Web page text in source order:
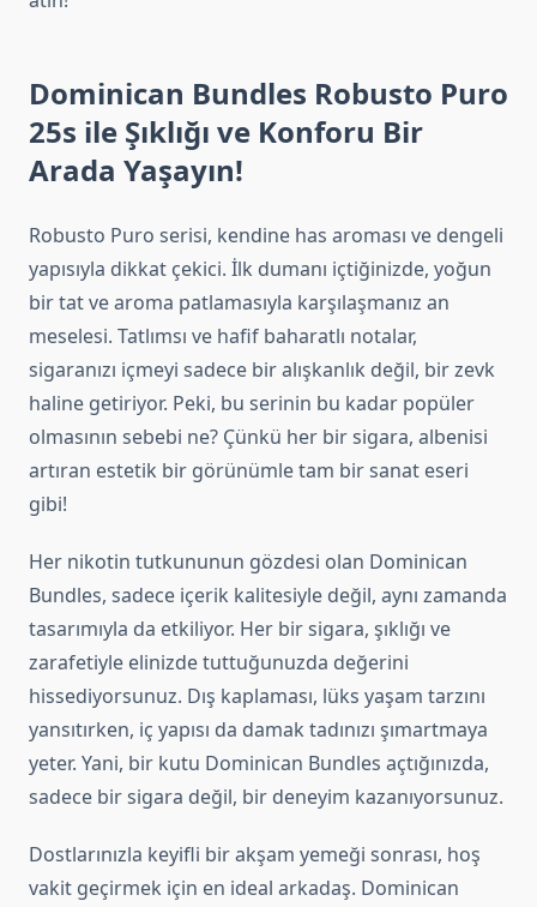
Dominican Bundles Robusto Puro
25s ile Şıklığı ve Konforu Bir
Arada Yaşayın!
Robusto Puro serisi, kendine has aroması ve dengeli
yapısıyla dikkat çekici. İlk dumanı içtiğinizde, yoğun
bir tat ve aroma patlamasıyla karşılaşmanız an
meselesi. Tatlımsı ve hafif baharatlı notalar,
sigaranızı içmeyi sadece bir alışkanlık değil, bir zevk
haline getiriyor. Peki, bu serinin bu kadar popüler
olmasının sebebi ne? Çünkü her bir sigara, albenisi
artıran estetik bir görünümle tam bir sanat eseri
gibi!
Her nikotin tutkununun gözdesi olan Dominican
Bundles, sadece içerik kalitesiyle değil, aynı zamanda
tasarımıyla da etkiliyor. Her bir sigara, şıklığı ve
zarafetiyle elinizde tuttuğunuzda değerini
hissediyorsunuz. Dış kaplaması, lüks yaşam tarzını
yansıtırken, iç yapısı da damak tadınızı şımartmaya
yeter. Yani, bir kutu Dominican Bundles açtığınızda,
sadece bir sigara değil, bir deneyim kazanıyorsunuz.
Dostlarınızla keyifli bir akşam yemeği sonrası, hoş
vakit geçirmek için en ideal arkadaş. Dominican